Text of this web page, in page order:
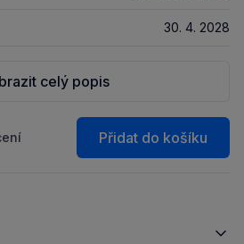
30. 4. 2028
celý popis
Přidat do košíku